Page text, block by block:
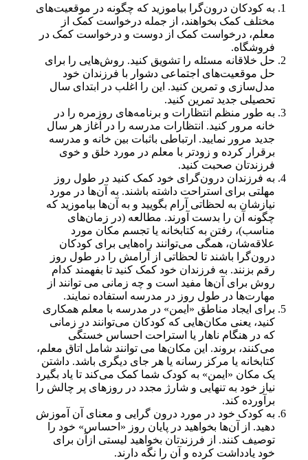
به کودکان درون‌گرا بیاموزید که چگونه در موقعیت‌های
مختلف کمک بخواهند، از جمله درخواست کمک از
معلم، درخواست کمک از دوست و درخواست کمک در
فروشگاه.
حل خلاقانه مسئله را تشویق کنید. روش‌هایی را برای
حل موقعیت‌های اجتماعی دشوار با فرزندان خود
مدل‌سازی و تمرین کنید. این را اغلب در ابتدای سال
تحصیلی جدید تمرین کنید.
به طور منظم انتظارات و برنامه‌های روزمره را در
خانه مرور کنید. انتظارات مدرسه را در آغاز هر سال
جدید مرور نمایید. ارتباطی باثبات بین خانه و مدرسه
برقرار کرده و زودتر با معلم در مورد خلق و خوی
فرزندتان صحبت کنید.
به فرزندان درون‌گرای خود کمک کنید در طول روز
مهلتی برای استراحت داشته باشند. به آن‌ها در مورد
نیازشان به لحظاتی آرام بگویید و به آن‌ها بیاموزید که
چگونه آن را بدست آورند. مطالعه (در زمان‌های
مناسب)، رفتن به کتابخانه یا تجسم مکان مورد
علاقه‌شان، همگی می‌توانند راه‌هایی برای کودکان
درون‌گرا باشند تا لحظاتی از آرامش را در طول روز
رقم بزنند. به فرزندان خود کمک کنید تا بفهمند کدام
روش برای آن‌ها مفید است و چه زمانی می توانند از
مهارت‌ها در طول روز در مدرسه استفاده نمایند.
برای ایجاد مناطق «ایمن» در مدرسه با معلم همکاری
کنید، یعنی مکان‌هایی که کودکان می‌توانند در زمانی
که در هنگام ناهار یا استراحت احساس خستگی
می‌کنند، بروند. این مکان‌ها می توانند شامل اتاق معلم،
کتابخانه یا مرکز رسانه یا هر جای دیگری باشد. داشتن
یک مکان «ایمن» به کودک شما کمک می‌کند تا یاد بگیرد
نیاز خود به تنهایی و شارژ مجدد در روزهای پر چالش را
برآورده کند.
به کودک خود در مورد درون گرایی و معنای آن آموزش
دهید. از آن‌ها بخواهید در پایان روز «احساس» خود را
توصیف کنند. از فرزندتان بخواهید لیستی ازآن برای
خود یادداشت کرده و آن را نگه دارند.